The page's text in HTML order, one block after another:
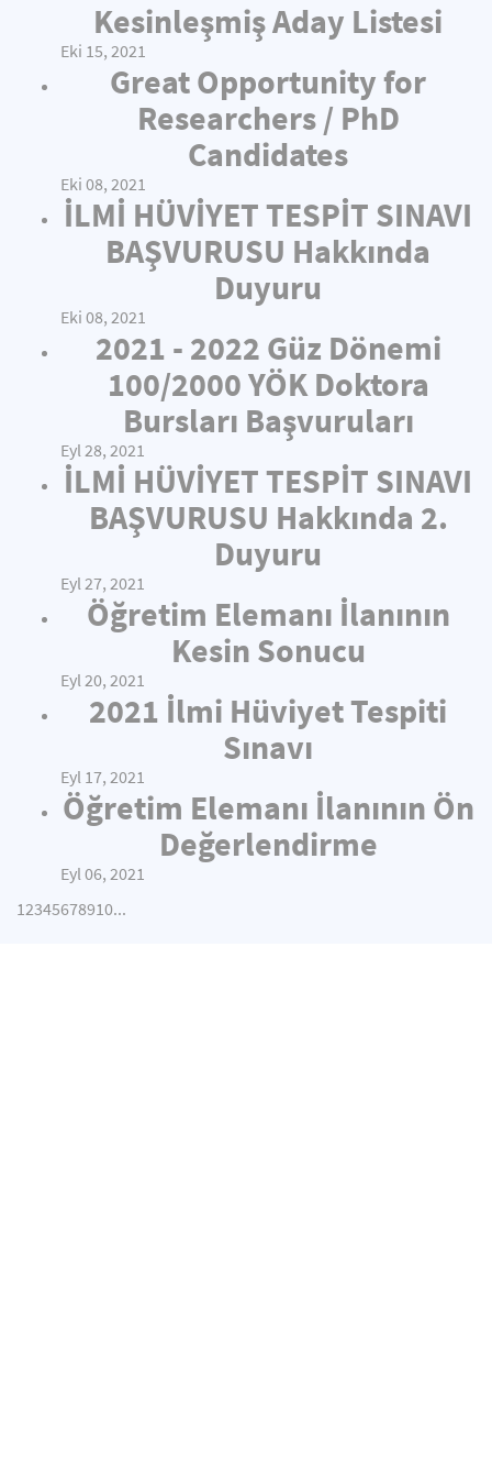
Kesinleşmiş Aday Listesi
Eki 15, 2021
Great Opportunity for
Researchers / PhD
Candidates
Eki 08, 2021
İLMİ HÜVİYET TESPİT SINAVI
BAŞVURUSU Hakkında
Duyuru
Eki 08, 2021
2021 - 2022 Güz Dönemi
100/2000 YÖK Doktora
Bursları Başvuruları
Eyl 28, 2021
İLMİ HÜVİYET TESPİT SINAVI
BAŞVURUSU Hakkında 2.
Duyuru
Eyl 27, 2021
Öğretim Elemanı İlanının
Kesin Sonucu
Eyl 20, 2021
2021 İlmi Hüviyet Tespiti
Sınavı
Eyl 17, 2021
Öğretim Elemanı İlanının Ön
Değerlendirme
Eyl 06, 2021
12345678910...